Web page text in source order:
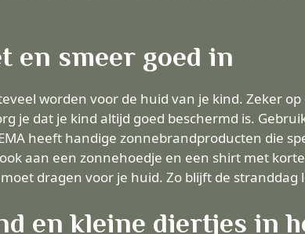
en smeer goed in
worden voor de huid van je kind. Zeker
je dat je kind altijd goed beschermd is.
heeft handige zonnebrandproducten die
aan een zonnehoedje en een shirt met
dragen voor je huid. Zo blijft de stranddag
en kleine diertjes in